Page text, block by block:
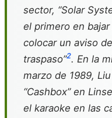
sector, “Solar
el primero en
colocar un aviso
traspaso”2. En la
marzo de 1989,
“Cashbox” en
el karaoke en las